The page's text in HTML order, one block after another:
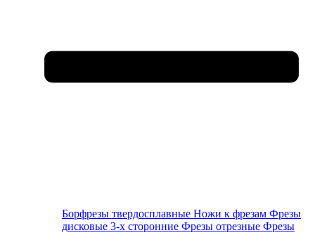
Борфрезы твердосплавные Ножи к фрезам Фрезы
дисковые 3-х сторонние Фрезы отрезные Фрезы